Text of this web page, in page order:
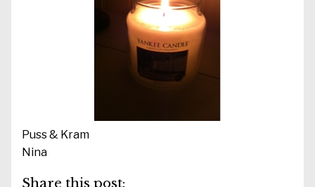
Puss & Kram
Nina
Share this post: